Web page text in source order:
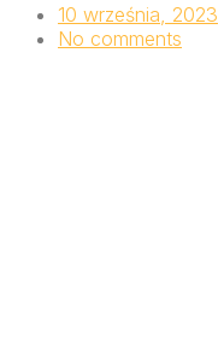
10 września, 2023
No comments